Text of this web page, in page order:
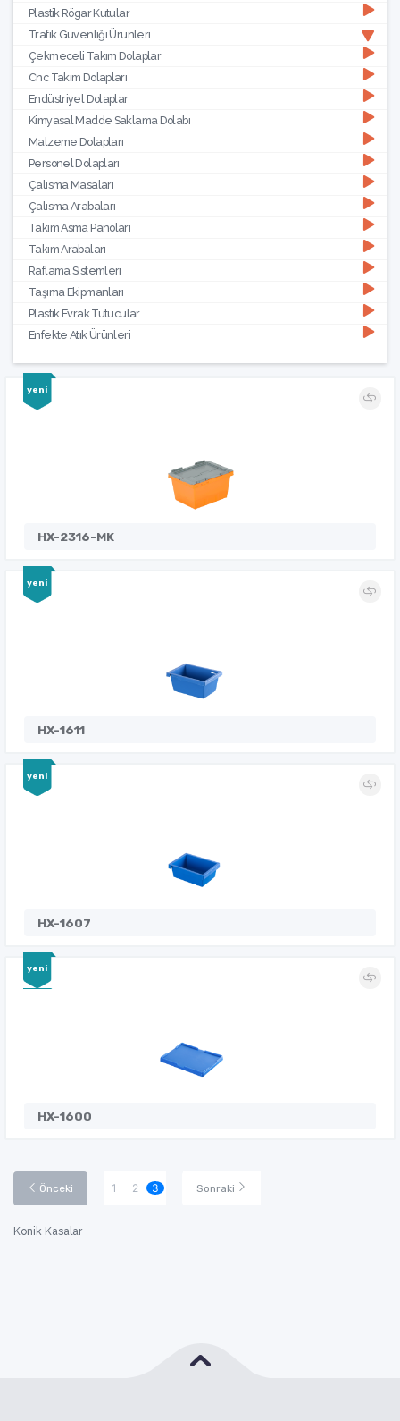
Plastik Rögar Kutular
Trafik Güvenliği Ürünleri
Çekmeceli Takım Dolaplar
Cnc Takım Dolapları
Endüstriyel Dolaplar
Kimyasal Madde Saklama Dolabı
Malzeme Dolapları
Personel Dolapları
Çalısma Masaları
Çalısma Arabaları
Takım Asma Panoları
Takım Arabaları
Raflama Sistemleri
Taşıma Ekipmanları
Plastik Evrak Tutucular
Enfekte Atık Ürünleri
yeni
HX-2316-MK
yeni
HX-1611
yeni
HX-1607
yeni
HX-1600
Önceki 1 2 3 Sonraki
Konik Kasalar